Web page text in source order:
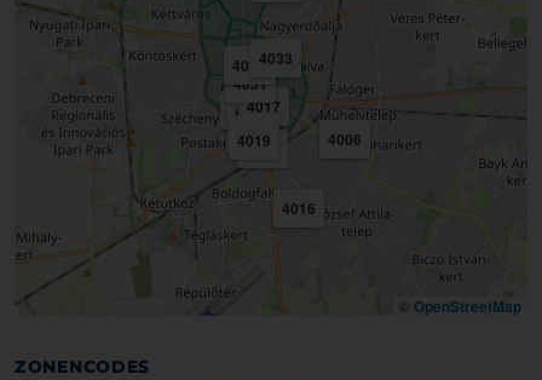
4005 4006
4008
4014
4015
4016
4017
4019
4031
40324033
© OpenStreetMap
ZONENCODES